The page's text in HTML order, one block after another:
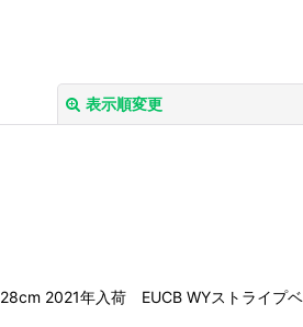
表示順変更
2021年入荷 EUCB WYストライプ